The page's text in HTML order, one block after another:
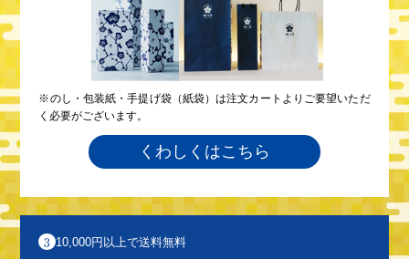
※のし・包装紙・手提げ袋（紙袋）は注文カートよりご要望いただ
く必要がございます。
くわしくはこちら
3 10,000円以上で送料無料